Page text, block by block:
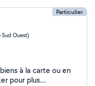
Particulier
Ouest)